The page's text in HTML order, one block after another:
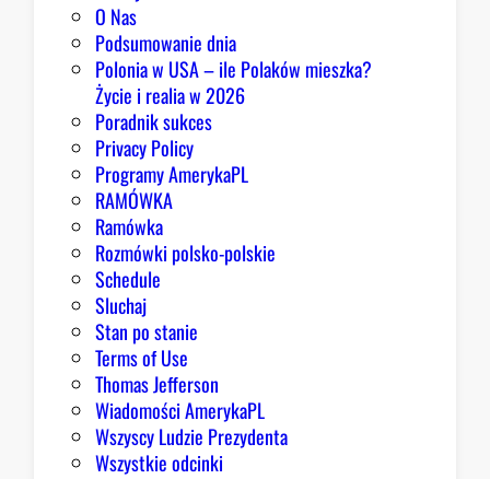
O Nas
Podsumowanie dnia
Polonia w USA – ile Polaków mieszka?
Życie i realia w 2026
Poradnik sukces
Privacy Policy
Programy AmerykaPL
RAMÓWKA
Ramówka
Rozmówki polsko-polskie
Schedule
Sluchaj
Stan po stanie
Terms of Use
Thomas Jefferson
Wiadomości AmerykaPL
Wszyscy Ludzie Prezydenta
Wszystkie odcinki